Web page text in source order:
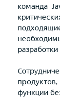
команда
функции